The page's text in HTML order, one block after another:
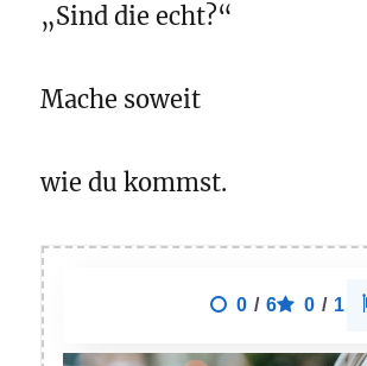
„Sind die echt?“
Mache soweit
wie du kommst.